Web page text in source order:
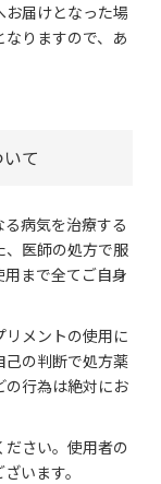
届けとなった場
りますので、あ
て
病気を治療する
、医師の処方で服
まで全てご自身
メントの使用に
己の判断で処方薬
の行為は絶対にお
さい。使用者の
います。